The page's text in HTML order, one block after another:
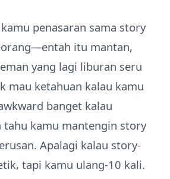
penasaran sama story
itu mantan,
yang lagi liburan seru
mau ketahuan kalau kamu
banget kalau
tahu kamu mantengin story
Apalagi kalau story-
tapi kamu ulang-10 kali.